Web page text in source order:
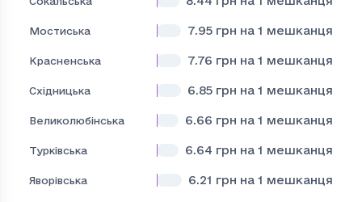
Мостиська 7.95 грн на 1 мешканця
Красненська 7.76 грн на 1 мешканця
Східницька 6.85 грн на 1 мешканця
Великолюбінська 6.66 грн на 1 мешканця
Турківська 6.64 грн на 1 мешканця
Яворівська 6.21 грн на 1 мешканця